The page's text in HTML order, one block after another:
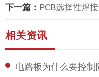
下一篇： PCB选择性焊
相关资讯
电路板为什么要控制